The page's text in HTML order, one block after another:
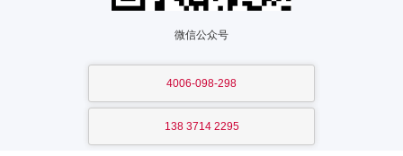
微信公众号
4006-098-298
138 3714 2295